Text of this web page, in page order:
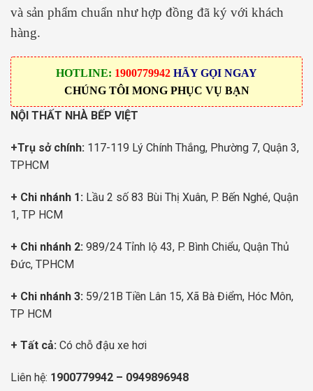
và sản phẩm chuẩn như hợp đồng đã ký với khách
hàng.
HOTLINE: 1900779942 HÃY GỌI NGAY
CHÚNG TÔI MONG PHỤC VỤ BẠN
NỘI THẤT NHÀ BẾP VIỆT
+Trụ sở chính: 117-119 Lý Chính Thắng, Phường 7, Quận 3,
TPHCM
+ Chi nhánh 1: Lầu 2 số 83 Bùi Thị Xuân, P. Bến Nghé, Quận
1, TP HCM
+ Chi nhánh 2: 989/24 Tỉnh lộ 43, P. Bình Chiểu, Quận Thủ
Đức, TPHCM
+ Chi nhánh 3: 59/21B Tiền Lân 15, Xã Bà Điểm, Hóc Môn,
TP HCM
+ Tất cả: Có chỗ đậu xe hơi
Liên hệ: 1900779942 – 0949896948